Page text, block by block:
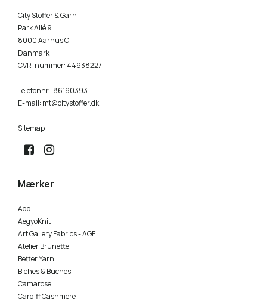
City Stoffer & Garn
Park Allé 9
8000 Aarhus C
Danmark
CVR-nummer: 44938227
Telefonnr.: 86190393
E-mail: mt@citystoffer.dk
Sitemap
Mærker
Addi
AegyoKnit
Art Gallery Fabrics - AGF
Atelier Brunette
Better Yarn
Biches & Buches
Camarose
Cardiff Cashmere